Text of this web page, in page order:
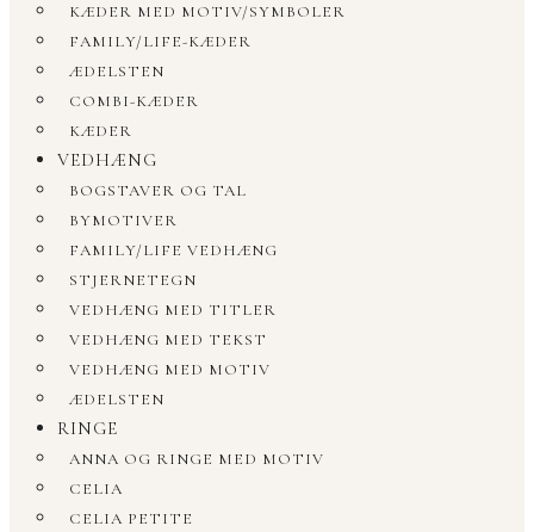
KÆDER MED MOTIV/SYMBOLER
FAMILY/LIFE-KÆDER
ÆDELSTEN
COMBI-KÆDER
KÆDER
VEDHÆNG
BOGSTAVER OG TAL
BYMOTIVER
FAMILY/LIFE VEDHÆNG
STJERNETEGN
VEDHÆNG MED TITLER
VEDHÆNG MED TEKST
VEDHÆNG MED MOTIV
ÆDELSTEN
RINGE
ANNA OG RINGE MED MOTIV
CELIA
CELIA PETITE